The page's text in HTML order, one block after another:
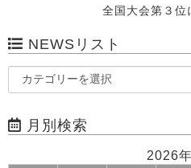
全国大会第３位
NEWSリスト
月別検索
2026